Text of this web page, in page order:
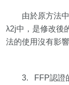
由於原方法
λ2j中，是修改後
法的使用沒有影響
3. FFP認證